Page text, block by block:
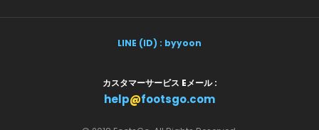
LINE (ID) : byyoon
カスタマーサービス Eメール :
help@footsgo.com